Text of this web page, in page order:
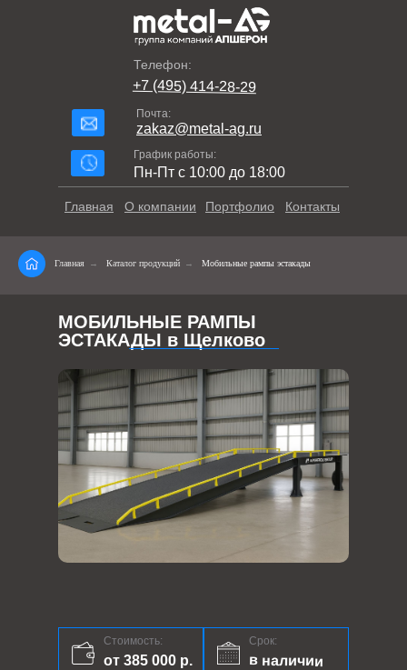
Телефон:
+7 (495) 414-28-29
Почта:
zakaz@metal-ag.ru
График работы:
Пн-Пт с 10:00 до 18:00
Контакты
Портфолио
О компании
Главная
Главная → Каталог продукций → Мобильные рампы эстакады
МОБИЛЬНЫЕ РАМПЫ
ЭСТАКАДЫ в Щелково
Срок:
в наличии
Стоимость:
от 385 000 р.